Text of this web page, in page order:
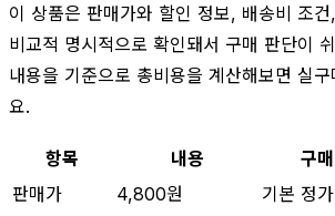
이 상품은 판매가와 할인 정보, 배송비 조건
비교적 명시적으로 확인돼서 구매 판단이
내용을 기준으로 총비용을 계산해보면 실
요.
항목 내용
구
판매가
4,800원 기본 정